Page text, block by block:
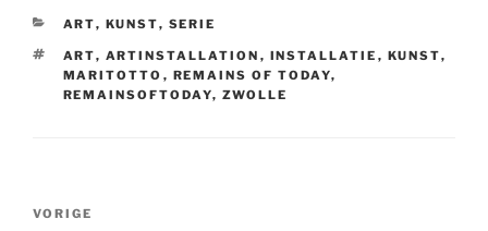
CATEGORIEËN
ART, KUNST, SERIE
TAGS
ART, ARTINSTALLATION , INSTALLATIE , KUNST,
MARITOTTO , REMAINS OF TODAY,
REMAINSOFTODAY, ZWOLLE
Vorig
VORIGE